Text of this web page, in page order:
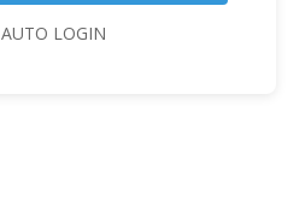
AUTO LOGIN